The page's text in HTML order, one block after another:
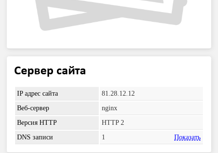
Сервер сайта
IP адрес сайта
81.28.12.12
Веб-сервер
nginx
Версия HTTP
HTTP 2
DNS записи
1 Показать